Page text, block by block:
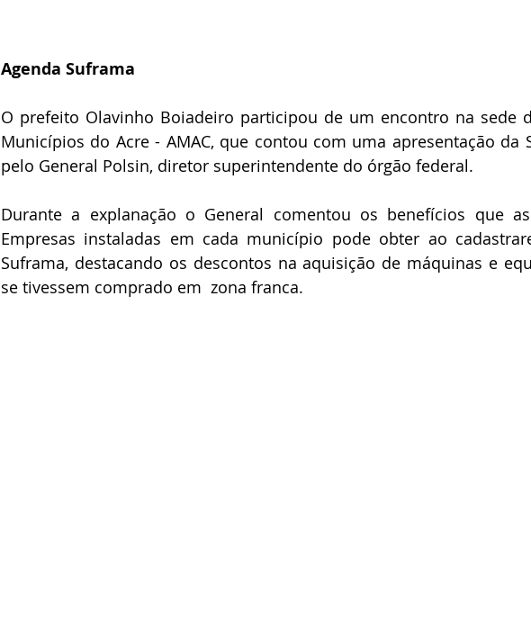
Agenda Suframa
O prefeito Olavinho Boiadeiro participou de um encontro na sede
Municípios do Acre - AMAC, que contou com uma apresentação da
pelo General Polsin, diretor superintendente do órgão federal.
Durante a explanação o General comentou os benefícios que
Empresas instaladas em cada município pode obter ao
Suframa, destacando os descontos na aquisição de máquinas e
se tivessem comprado em  zona franca.